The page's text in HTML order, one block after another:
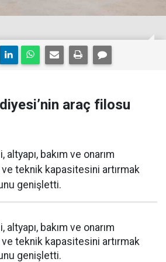
araç filosu
bakım ve onarım
ve teknik kapasitesini artırmak
genişletti.
bakım ve onarım
ve teknik kapasitesini artırmak
genişletti.